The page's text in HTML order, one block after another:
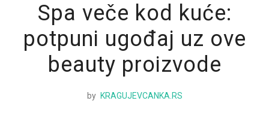
Spa veče kod kuće:
potpuni ugođaj uz ove
beauty proizvode
by KRAGUJEVCANKA.RS